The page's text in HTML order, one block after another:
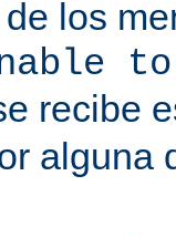
los
recibe
alguna